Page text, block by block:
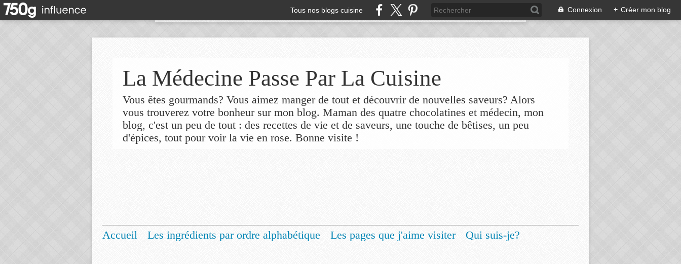
Tous nos blogs cuisine Connexion + Créer mon blog
La Médecine Passe Par La Cuisine
Vous êtes gourmands? Vous aimez manger de tout et découvrir de nouvelles saveurs? Alors
vous trouverez votre bonheur sur mon blog. Maman des quatre chocolatines et médecin, mon
blog, c'est un peu de tout : des recettes de vie et de saveurs, une touche de bêtises, un peu
d'épices, tout pour voir la vie en rose. Bonne visite !
Accueil Les ingrédients par ordre alphabétique Les pages que j'aime visiter
Qui suis-je?